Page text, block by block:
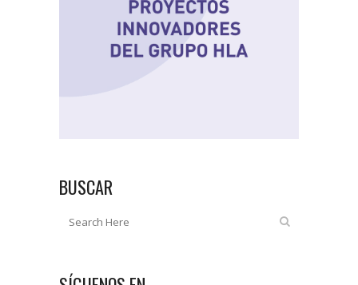
BUSCAR